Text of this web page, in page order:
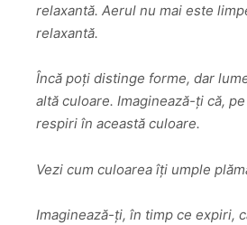
relaxantă. Aerul nu mai este
relaxantă.
Încă poți distinge forme, dar
altă culoare. Imaginează-ți că,
respiri în această culoare.
Vezi cum culoarea îți umple
Imaginează-ți, în timp ce expiri,